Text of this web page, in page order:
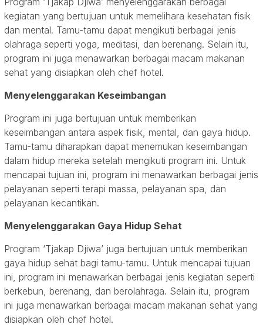
kegiatan yang bertujuan untuk memelihara kesehatan fisik
dan mental. Tamu-tamu dapat mengikuti berbagai jenis
olahraga seperti yoga, meditasi, dan berenang. Selain itu,
program ini juga menawarkan berbagai macam makanan
sehat yang disiapkan oleh chef hotel.
Menyelenggarakan Keseimbangan
Program ini juga bertujuan untuk memberikan
keseimbangan antara aspek fisik, mental, dan gaya hidup.
Tamu-tamu diharapkan dapat menemukan keseimbangan
dalam hidup mereka setelah mengikuti program ini. Untuk
mencapai tujuan ini, program ini menawarkan berbagai jenis
pelayanan seperti terapi massa, pelayanan spa, dan
pelayanan kecantikan.
Menyelenggarakan Gaya Hidup Sehat
Program ‘Tjakap Djiwa’ juga bertujuan untuk memberikan
gaya hidup sehat bagi tamu-tamu. Untuk mencapai tujuan
ini, program ini menawarkan berbagai jenis kegiatan seperti
berkebun, berenang, dan berolahraga. Selain itu, program
ini juga menawarkan berbagai macam makanan sehat yang
disiapkan oleh chef hotel.